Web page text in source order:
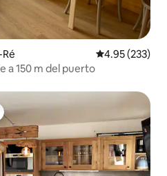
Calificación
4.95 (233)
a 150 m del puerto